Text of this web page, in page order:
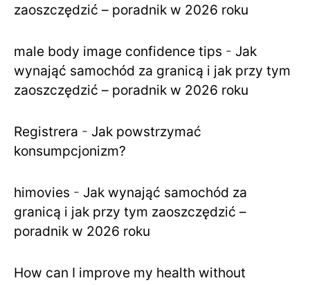
zaoszczędzić – poradnik w 2026 roku
male body image confidence tips - Jak
wynająć samochód za granicą i jak przy tym
zaoszczędzić – poradnik w 2026 roku
Registrera - Jak powstrzymać
konsumpcjonizm?
himovies - Jak wynająć samochód za
granicą i jak przy tym zaoszczędzić –
poradnik w 2026 roku
How can I improve my health without